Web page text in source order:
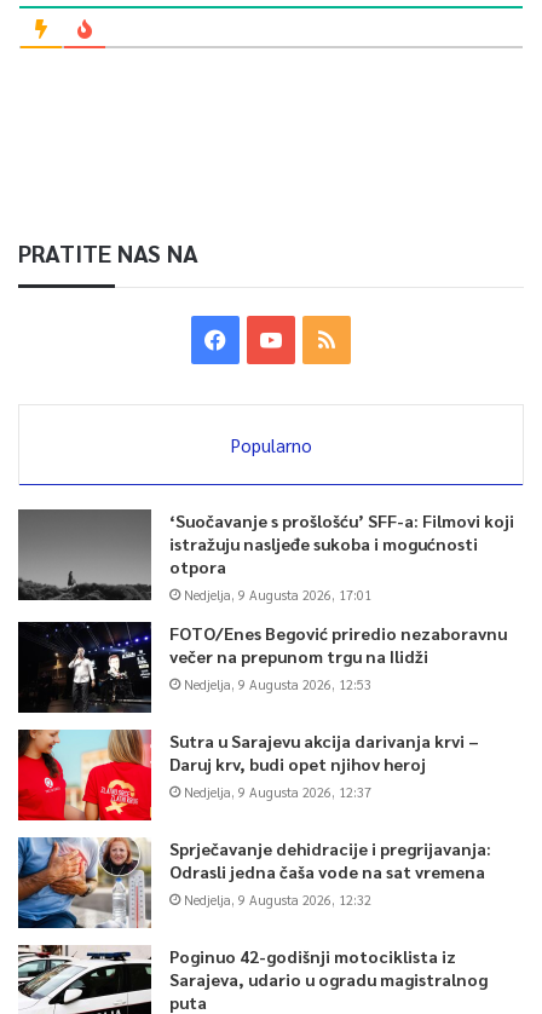
PRATITE NAS NA
Popularno
‘Suočavanje s prošlošću’ SFF-a: Filmovi koji
istražuju nasljeđe sukoba i mogućnosti
otpora
Nedjelja, 9 Augusta 2026, 17:01
FOTO/Enes Begović priredio nezaboravnu
večer na prepunom trgu na Ilidži
Nedjelja, 9 Augusta 2026, 12:53
Sutra u Sarajevu akcija darivanja krvi –
Daruj krv, budi opet njihov heroj
Nedjelja, 9 Augusta 2026, 12:37
Sprječavanje dehidracije i pregrijavanja:
Odrasli jedna čaša vode na sat vremena
Nedjelja, 9 Augusta 2026, 12:32
Poginuo 42-godišnji motociklista iz
Sarajeva, udario u ogradu magistralnog
puta